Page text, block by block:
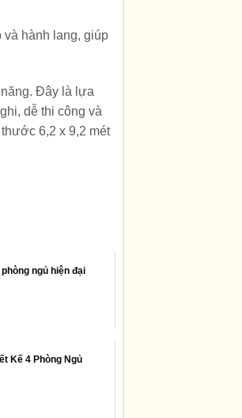
hành lang, giúp
Đây là lựa
dễ thi công và
6,2 x 9,2 mét
ngủ hiện đại
Kế 4 Phòng Ngủ